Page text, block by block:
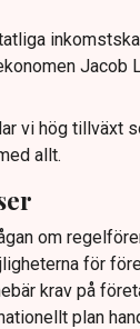
Jacob
vi hög tillväxt
allt.
om
för
krav på
plan